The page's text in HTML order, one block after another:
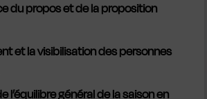
du propos et de la proposition
et la visibilisation des personnes
l’équilibre général de la saison en